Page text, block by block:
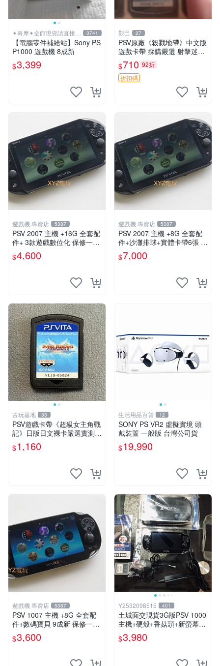
✦奇摩✦全館現貨請直接下
標
3741
【電腦零件補給站】Sony PS
P1000 遊戲機 8成新
$3,399
觀己 27
PSV原廠《殺戮地帶》中文版
遊戲卡帶 採購嚴選 射擊迷必
備 成色尚佳 插入即玩 殺戮地
帶 PSV 射擊 游戲
$710 92折
折扣碼
遊戲機 專賣店 5387
PSV 2007 主機 +16G 全套配
件+ 3款遊戲數位化 保修一年
品質有保障
$4,600
遊戲機 專賣店 5387
PSV 2007 主機 +8G 全套配
件+沙灘排球+實體卡帶6張 保
修一年 品質有保障
$7,000
古玩基地 33
PSV遊戲卡帶《超級女主角戰
記》日版日文裸卡嚴選實測正
常索尼專用 超級女主角戰記
PSV 日版 裸卡
$1,160
生活用品百貨 12
SONY PS VR2 虛擬實境 頭
戴裝置 一般版 台灣公司貨
$19,990
遊戲機 專賣店 5387
PSV 1007 主機 +8G 全套配
件+數碼寶貝 9成新 保修一年
品質有保障 psvita
$3,600
Y2532098515 401
土城面交現貨3G版PSV 1000
主機+硬殼+香菇頭+新螢幕玻
璃貼+初音掛繩+可改機版本8
成新 一年保修如照片所有的
$3,980